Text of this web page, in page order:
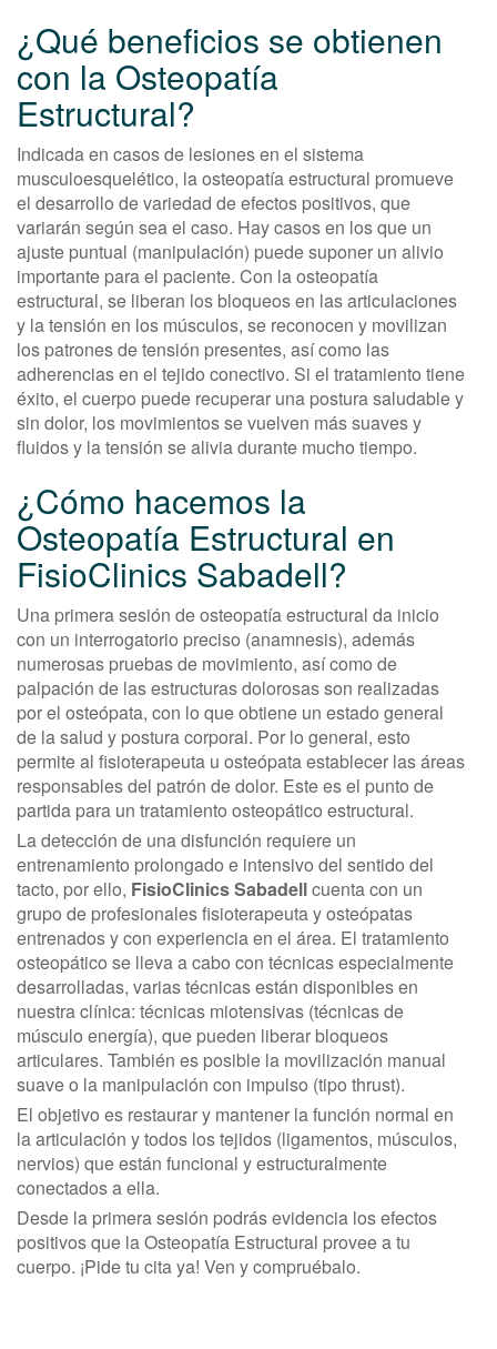
¿Qué beneficios se obtienen
con la Osteopatía
Estructural?
Indicada en casos de lesiones en el sistema
musculoesquelético, la osteopatía estructural promueve
el desarrollo de variedad de efectos positivos, que
variarán según sea el caso. Hay casos en los que un
ajuste puntual (manipulación) puede suponer un alivio
importante para el paciente. Con la osteopatía
estructural, se liberan los bloqueos en las articulaciones
y la tensión en los músculos, se reconocen y movilizan
los patrones de tensión presentes, así como las
adherencias en el tejido conectivo. Si el tratamiento tiene
éxito, el cuerpo puede recuperar una postura saludable y
sin dolor, los movimientos se vuelven más suaves y
fluidos y la tensión se alivia durante mucho tiempo.
¿Cómo hacemos la
Osteopatía Estructural en
FisioClinics Sabadell?
Una primera sesión de osteopatía estructural da inicio
con un interrogatorio preciso (anamnesis), además
numerosas pruebas de movimiento, así como de
palpación de las estructuras dolorosas son realizadas
por el osteópata, con lo que obtiene un estado general
de la salud y postura corporal. Por lo general, esto
permite al fisioterapeuta u osteópata establecer las áreas
responsables del patrón de dolor. Este es el punto de
partida para un tratamiento osteopático estructural.
La detección de una disfunción requiere un
entrenamiento prolongado e intensivo del sentido del
tacto, por ello, FisioClinics Sabadellcuenta con un
grupo de profesionales fisioterapeuta y osteópatas
entrenados y con experiencia en el área. El tratamiento
osteopático se lleva a cabo con técnicas especialmente
desarrolladas, varias técnicas están disponibles en
nuestra clínica: técnicas miotensivas (técnicas de
músculo energía), que pueden liberar bloqueos
articulares. También es posible la movilización manual
suave o la manipulación con impulso (tipo thrust).
El objetivo es restaurar y mantener la función normal en
la articulación y todos los tejidos (ligamentos, músculos,
nervios) que están funcional y estructuralmente
conectados a ella.
Desde la primera sesión podrás evidencia los efectos
positivos que la Osteopatía Estructural provee a tu
cuerpo. ¡Pide tu cita ya! Ven y compruébalo.